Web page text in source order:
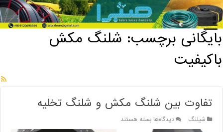
خانه / بایگانی برچسب: شلنگ مکش باکیفیت
بایگانی برچسب: شلنگ مکش
باکیفیت
تفاوت بین شلنگ مکش و شلنگ تخلیه
شیلنگ دیدگاه‌هابرای
بسته هستند